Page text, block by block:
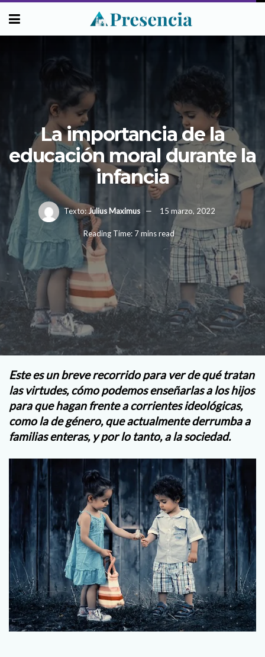
La importancia de la
educación moral durante la
infancia
Texto: Julius Maximus 15 marzo, 2022
Reading Time: 7 mins read
Este es un breve recorrido para ver de qué tratan
las virtudes, cómo podemos enseñarlas a los hijos
para que hagan frente a corrientes ideológicas,
como la de género, que actualmente derrumba a
familias enteras, y por lo tanto, a la sociedad.